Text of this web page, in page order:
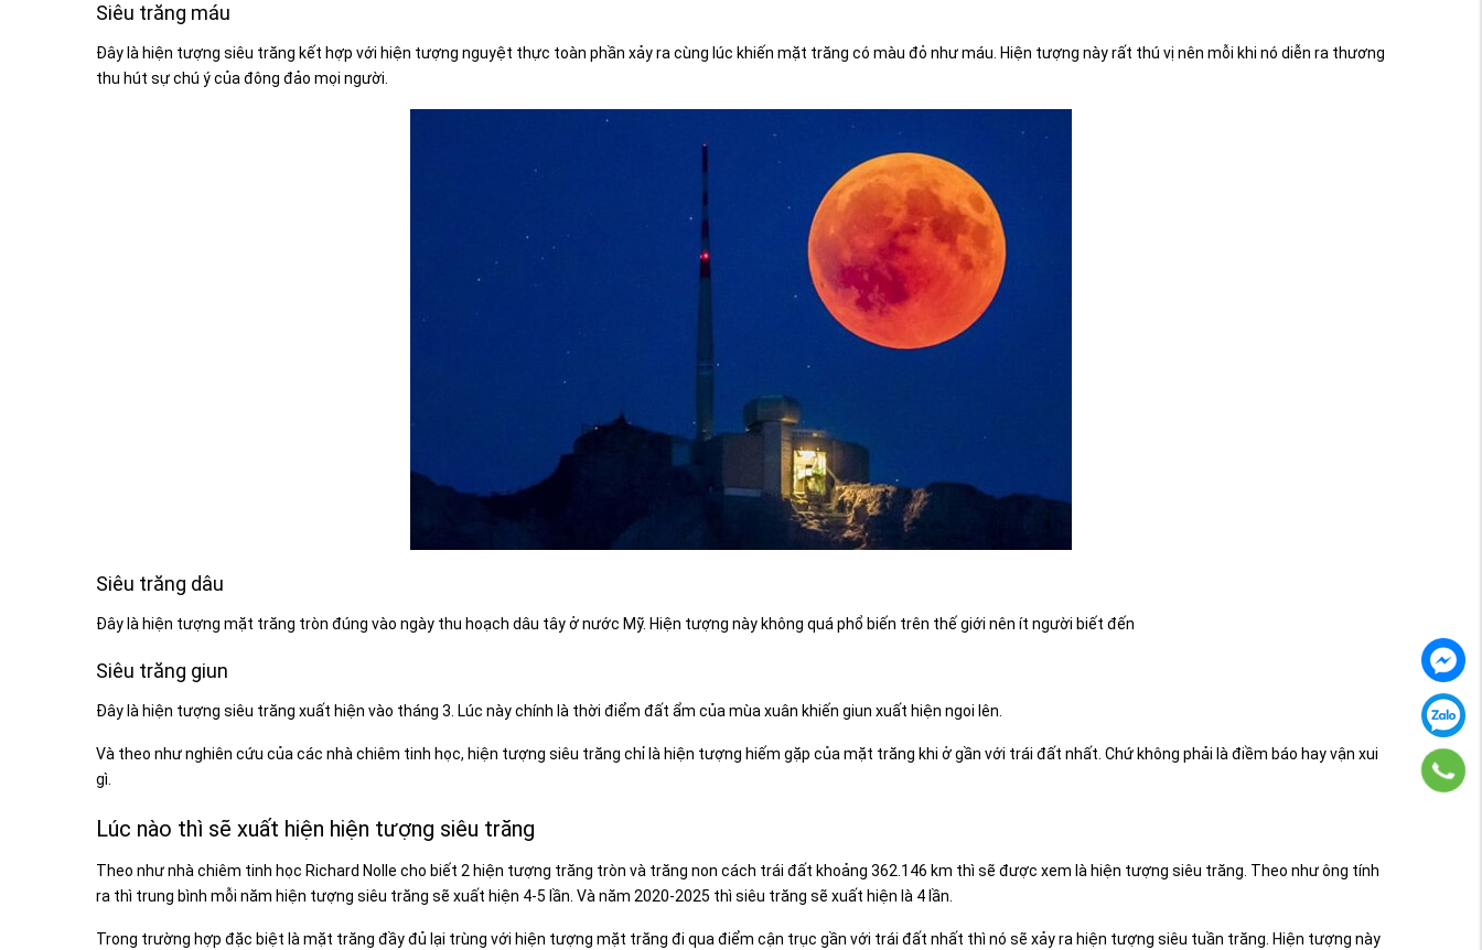
Siêu trăng máu
Đây là hiện tượng siêu trăng kết hợp với hiện tượng nguyệt thực toàn phần xảy ra cùng lúc khiến mặt trăng có màu đỏ như máu. Hiện tượng này rất thú vị nên mỗi khi nó diễn ra thương
thu hút sự chú ý của đông đảo mọi người.
Siêu trăng dâu
Đây là hiện tượng mặt trăng tròn đúng vào ngày thu hoạch dâu tây ở nước Mỹ. Hiện tượng này không quá phổ biến trên thế giới nên ít người biết đến
Siêu trăng giun
Đây là hiện tượng siêu trăng xuất hiện vào tháng 3. Lúc này chính là thời điểm đất ẩm của mùa xuân khiến giun xuất hiện ngoi lên.
Và theo như nghiên cứu của các nhà chiêm tinh học, hiện tượng siêu trăng chỉ là hiện tượng hiếm gặp của mặt trăng khi ở gần với trái đất nhất. Chứ không phải là điềm báo hay vận xui
gì.
Lúc nào thì sẽ xuất hiện hiện tượng siêu trăng
Theo như nhà chiêm tinh học Richard Nolle cho biết 2 hiện tượng trăng tròn và trăng non cách trái đất khoảng 362.146 km thì sẽ được xem là hiện tượng siêu trăng. Theo như ông tính
ra thì trung bình mỗi năm hiện tượng siêu trăng sẽ xuất hiện 4-5 lần. Và năm 2020-2025 thì siêu trăng sẽ xuất hiện là 4 lần.
Trong trường hợp đặc biệt là mặt trăng đầy đủ lại trùng với hiện tượng mặt trăng đi qua điểm cận trục gần với trái đất nhất thì nó sẽ xảy ra hiện tượng siêu tuần trăng. Hiện tượng này